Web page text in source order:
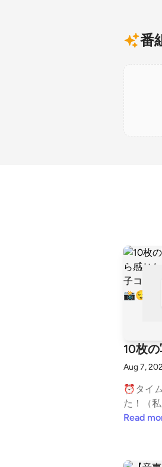
番
10枚
Aug 7,
⏰タイムスタンプ作成中
た！（私も
占い #
Read